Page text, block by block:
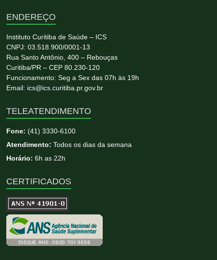
ENDEREÇO
Instituto Curitiba de Saúde – ICS
CNPJ: 03.518.900/0001-13
Rua Santo Antônio, 400 – Rebouças
Curitiba/PR – CEP 80.230-120
Funcionamento: Seg a Sex das 07h às 19h
Email: ics@ics.curitiba.pr.gov.br
TELEATENDIMENTO
Fone:(41) 3330-6100
Atendimento: Todos os dias da semana
Horário: 6h as 22h
CERTIFICADOS